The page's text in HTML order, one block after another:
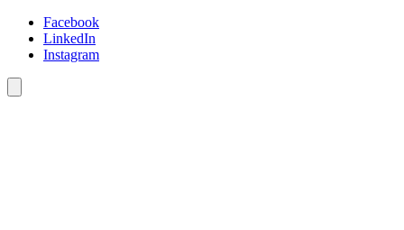
Facebook
LinkedIn
Instagram